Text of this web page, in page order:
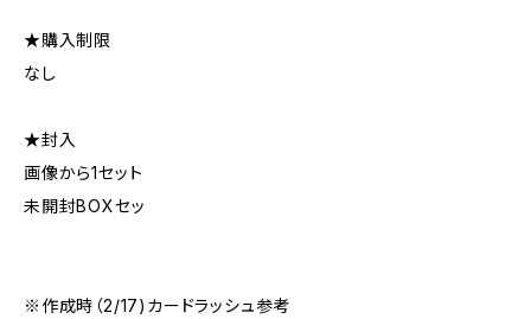
★購入制限
なし
★封入
画像から1セット
未開封BOXセッ
※作成時（2/17)カードラッシュ参考